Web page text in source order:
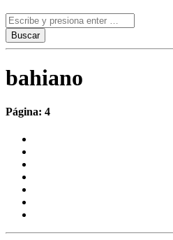
bahiano
Página: 4